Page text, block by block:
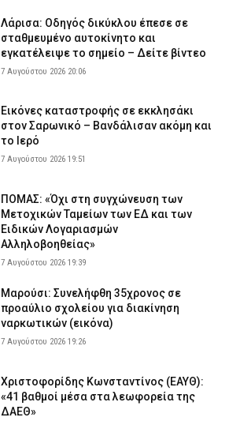
Λάρισα: Οδηγός δικύκλου έπεσε σε
σταθμευμένο αυτοκίνητο και
εγκατέλειψε το σημείο – Δείτε βίντεο
7 Αυγούστου 2026 20:06
Εικόνες καταστροφής σε εκκλησάκι
στον Σαρωνικό – Βανδάλισαν ακόμη και
το Ιερό
7 Αυγούστου 2026 19:51
ΠΟΜΑΣ: «Όχι στη συγχώνευση των
Μετοχικών Ταμείων των ΕΔ και των
Ειδικών Λογαριασμών
Αλληλοβοηθείας»
7 Αυγούστου 2026 19:39
Μαρούσι: Συνελήφθη 35χρονος σε
προαύλιο σχολείου για διακίνηση
ναρκωτικών (εικόνα)
7 Αυγούστου 2026 19:26
Χριστοφορίδης Κωνσταντίνος (ΕΑΥΘ):
«41 βαθμοί μέσα στα λεωφορεία της
ΔΑΕΘ»